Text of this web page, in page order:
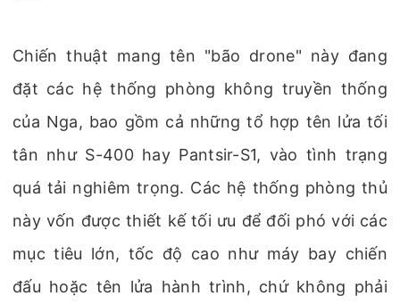
Chiến thuật mang tên "bão drone" này đang
đặt các hệ thống phòng không truyền thống
của Nga, bao gồm cả những tổ hợp tên lửa tối
tân như S-400 hay Pantsir-S1, vào tình trạng
quá tải nghiêm trọng. Các hệ thống phòng thủ
này vốn được thiết kế tối ưu để đối phó với các
mục tiêu lớn, tốc độ cao như máy bay chiến
đấu hoặc tên lửa hành trình, chứ không phải